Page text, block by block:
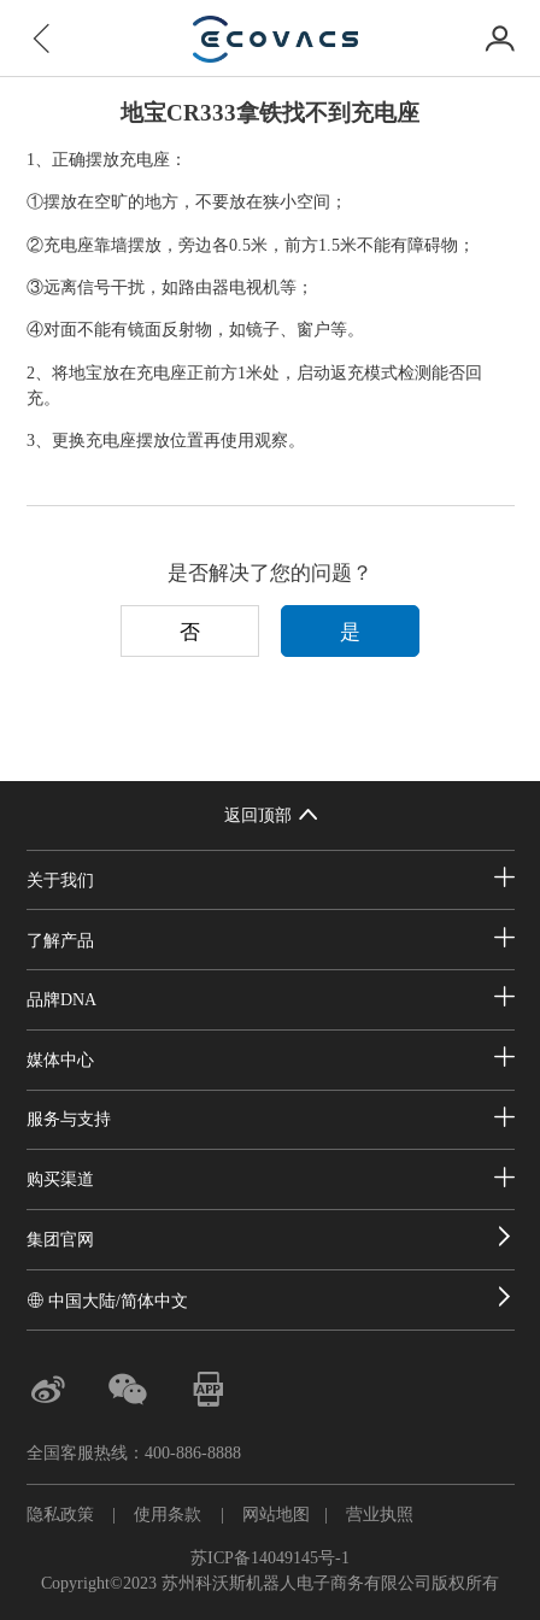
地宝CR333拿铁找不到充电座
1、正确摆放充电座：
①摆放在空旷的地方，不要放在狭小空间；
②充电座靠墙摆放，旁边各0.5米，前方1.5米不能有障碍物；
③远离信号干扰，如路由器电视机等；
④对面不能有镜面反射物，如镜子、窗户等。
2、将地宝放在充电座正前方1米处，启动返充模式检测能否回
充。
3、更换充电座摆放位置再使用观察。
是否解决了您的问题？
否 是
返回顶部
关于我们
了解产品
品牌DNA
媒体中心
服务与支持
购买渠道
集团官网
中国大陆/简体中文
全国客服热线：400-886-8888
隐私政策 | 使用条款 | 网站地图 | 营业执照
苏ICP备14049145号-1
Copyright©2023 苏州科沃斯机器人电子商务有限公司版权所有